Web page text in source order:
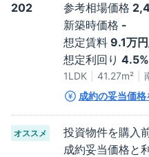
202 参考相場価格
新築時価格 -
想定賃料 9.1万
想定利回り 4.5%
1LDK 41.27m²
成約の妥当価格
オススメ
投資物件を購入
成約妥当価格と